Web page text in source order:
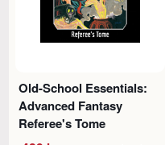
Old-School Essentials:
Advanced Fantasy
Referee's Tome